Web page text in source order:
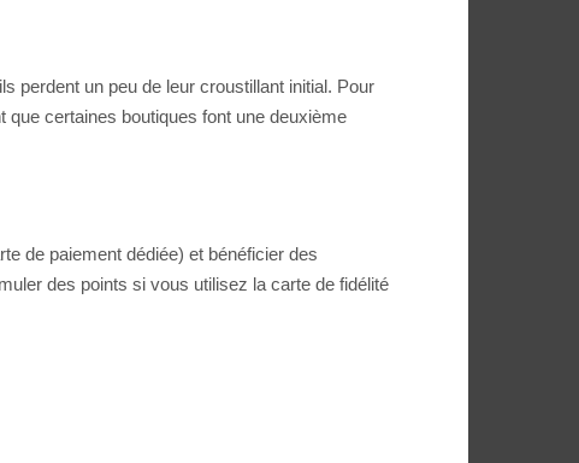
perdent un peu de leur croustillant initial. Pour
certaines boutiques font une deuxième
de paiement dédiée) et bénéficier des
des points si vous utilisez la carte de fidélité